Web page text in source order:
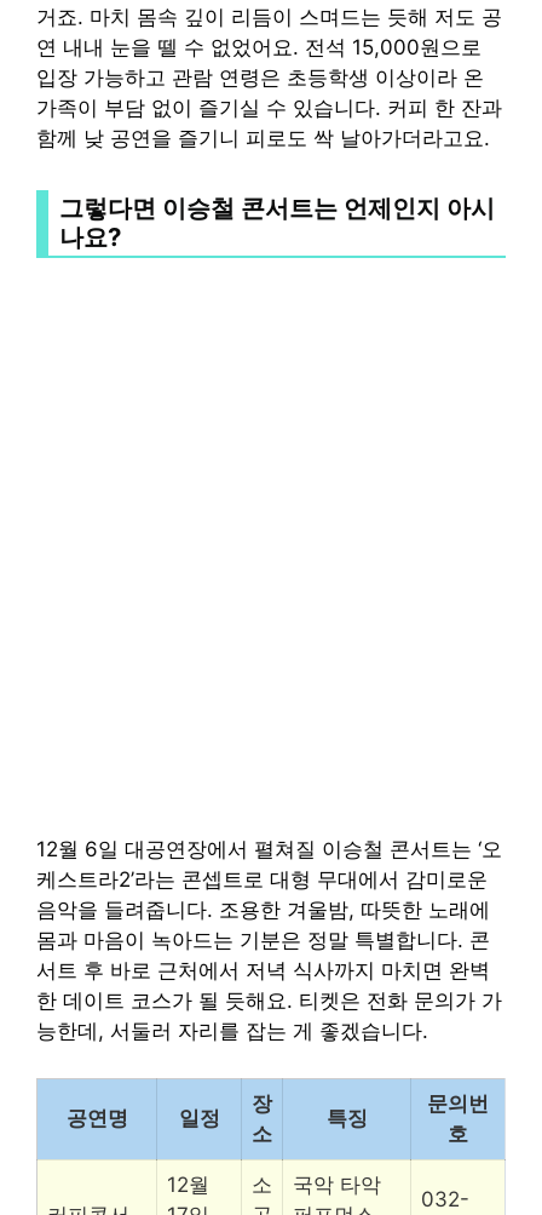
거죠. 마치 몸속 깊이 리듬이 스며드는 듯해 저도 공
연 내내 눈을 뗄 수 없었어요. 전석 15,000원으로
입장 가능하고 관람 연령은 초등학생 이상이라 온
가족이 부담 없이 즐기실 수 있습니다. 커피 한 잔과
함께 낮 공연을 즐기니 피로도 싹 날아가더라고요.
그렇다면 이승철 콘서트는 언제인지 아시
나요?
12월 6일 대공연장에서 펼쳐질 이승철 콘서트는 ‘오
케스트라2’라는 콘셉트로 대형 무대에서 감미로운
음악을 들려줍니다. 조용한 겨울밤, 따뜻한 노래에
몸과 마음이 녹아드는 기분은 정말 특별합니다. 콘
서트 후 바로 근처에서 저녁 식사까지 마치면 완벽
한 데이트 코스가 될 듯해요. 티켓은 전화 문의가 가
능한데, 서둘러 자리를 잡는 게 좋겠습니다.
공연명 일정
장
소
특징
문의번
호
12월
소
국악 타악
032-